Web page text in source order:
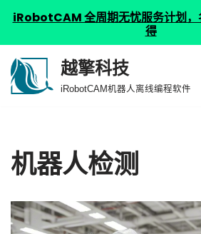
跳
越擎科技
iRobotCAM机器人离线编程软件
机器人检测
iRobotCAM 全周期无忧服务计划，
得